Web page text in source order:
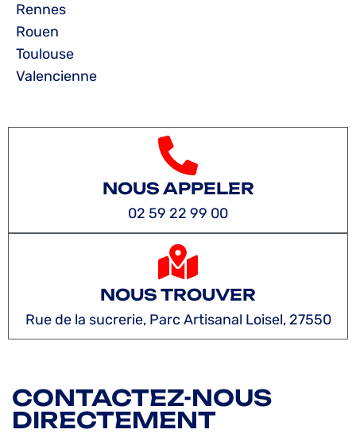
Rennes
Rouen
Toulouse
Valencienne
NOUS APPELER
02 59 22 99 00
NOUS TROUVER
Rue de la sucrerie, Parc Artisanal Loisel, 27550
CONTACTEZ-NOUS
DIRECTEMENT